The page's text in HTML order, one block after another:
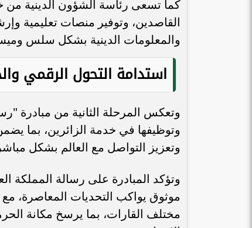
كما تسعى رئاسة الشؤون الدينية من
القاصدين، وتوفير منصات تعليمية
والمعلومات الدينية بشكل سلس
استدامة التحول الرقمي
وتعكس المرحلة الثانية من مبادرة
وتوظيفها في خدمة الزائرين، بما
وتعزيز التواصل مع العالم بشكل
وتؤكد المبادرة على رسالة المملكة
موثوق يواكب التحديات المعاصرة،
مختلف القارات، بما يرسخ مكانة